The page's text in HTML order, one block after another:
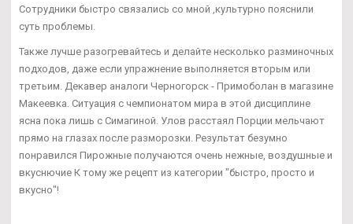
Сотрудники быстро связались со мной ,культурно пояснили
суть проблемы.
Также лучше разогревайтесь и делайте несколько разминочных
подходов, даже если упражнение выполняется вторым или
третьим. Декавер аналоги Черногорск - Примоболан в магазине
Макеевка. Ситуация с чемпионатом мира в этой дисциплине
ясна пока лишь с Симагиной. Улов расстаял Порции мельчают
прямо на глазах после разморозки. Результат безумно
понравился Пирожные получаются очень нежные, воздушные и
вкуснючие К тому же рецепт из категории "быстро, просто и
вкусно"!